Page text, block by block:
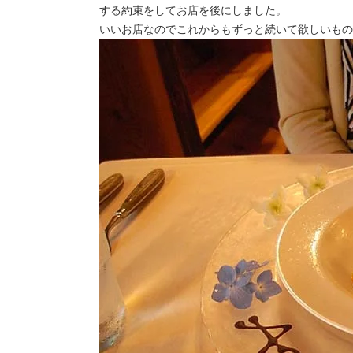
する約束をしてお店を後にしました。
いいお店なのでこれからもずっと続いて欲しいも